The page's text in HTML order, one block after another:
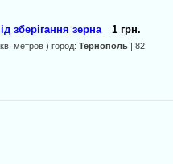
зберігання зерна 1 грн.
метров ) город:Тернополь | 82